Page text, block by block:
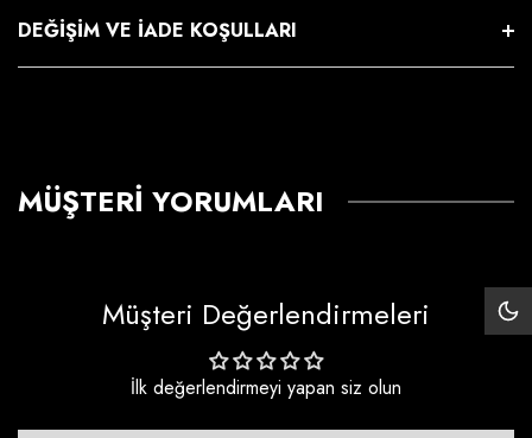
DEĞIŞIM VE İADE KOŞULLARI
MÜŞTERI YORUMLARI
Müşteri Değerlendirmeleri
İlk değerlendirmeyi yapan siz olun